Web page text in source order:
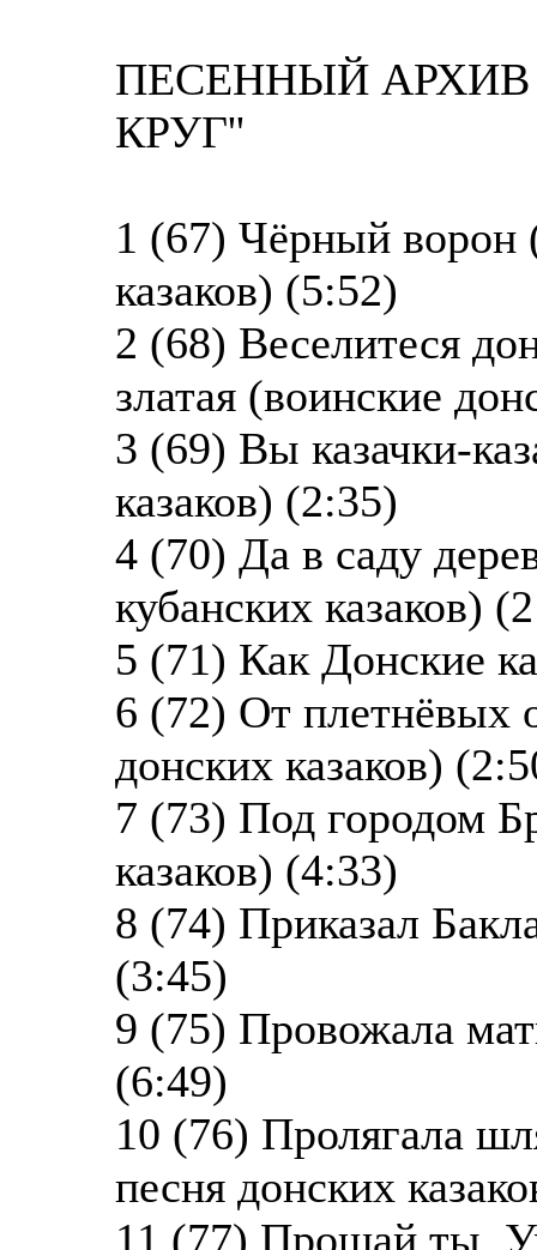
ПЕСЕННЫЙ
КРУГ''
1 (67) Чёрный ворон
казаков) (5:52)
2 (68) Веселитеся
златая (воинские
3 (69) Вы казачки-
казаков) (2:35)
4 (70) Да в саду
кубанских казаков)
5 (71) Как Донские
6 (72) От плетнёвых
донских казаков)
7 (73) Под городом
казаков) (4:33)
8 (74) Приказал
(3:45)
9 (75) Провожала
(6:49)
10 (76) Пролягала
песня донских
11 (77) Прощай ты,